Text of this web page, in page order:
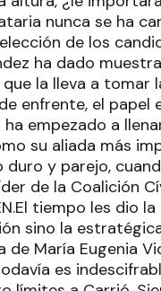
nunca se ha
de los
ha dado
la lleva a tomar
enfrente, el papel
empezado a
su aliada más
y parejo,
de la Coalición
tiempo les dio la
sino la
María Eugenia
es